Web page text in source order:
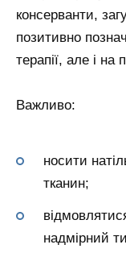
консерванти,
позитивно
терапії, але і на
Важливо:
носити
тканин;
надмірний